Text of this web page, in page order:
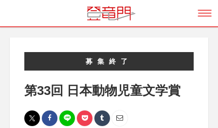
募集終了
第33回 日本動物児童文学賞